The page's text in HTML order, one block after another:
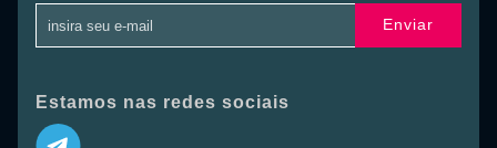
Enviar
Estamos nas redes sociais